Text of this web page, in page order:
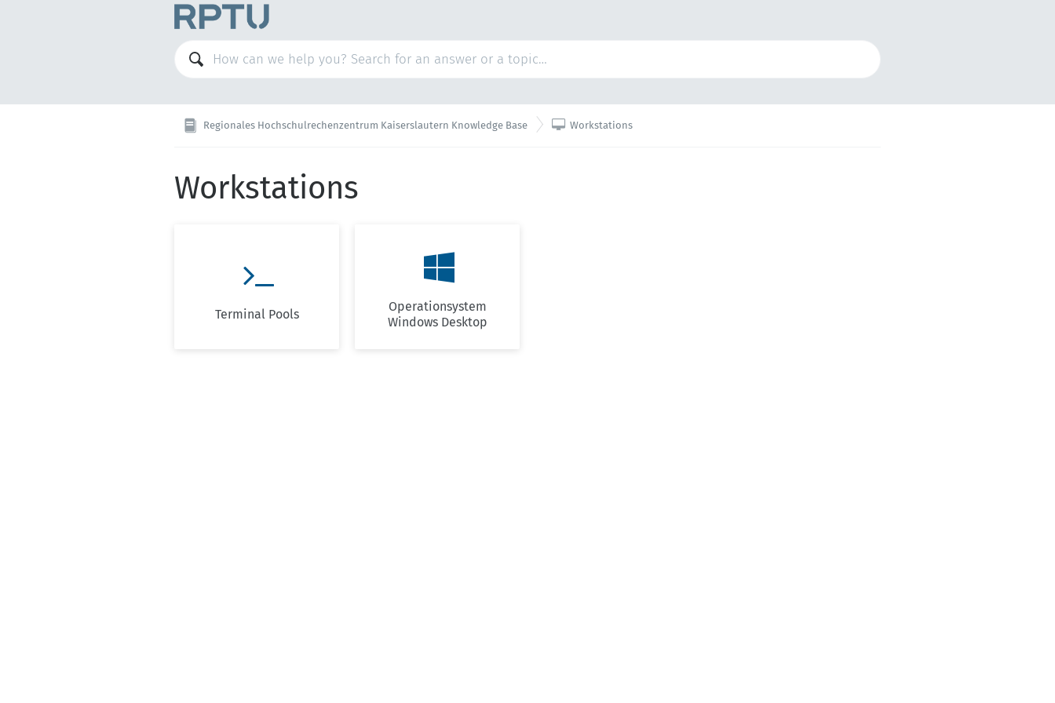
Regionales Hochschulrechenzentrum Kaiserslautern Knowledge Base  Workstations
Workstations

Terminal Pools

Operationsystem
Windows Desktop